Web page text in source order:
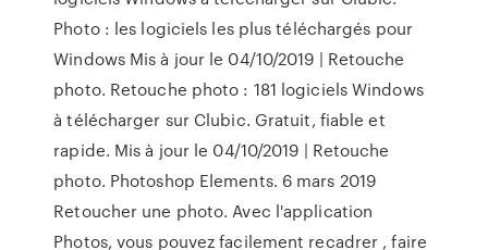
Photo : les logiciels les plus téléchargés pour
Windows Mis à jour le 04/10/2019 | Retouche
photo. Retouche photo : 181 logiciels Windows
à télécharger sur Clubic. Gratuit, fiable et
rapide. Mis à jour le 04/10/2019 | Retouche
photo. Photoshop Elements. 6 mars 2019
Retoucher une photo. Avec l'application
Photos, vous pouvez facilement recadrer , faire